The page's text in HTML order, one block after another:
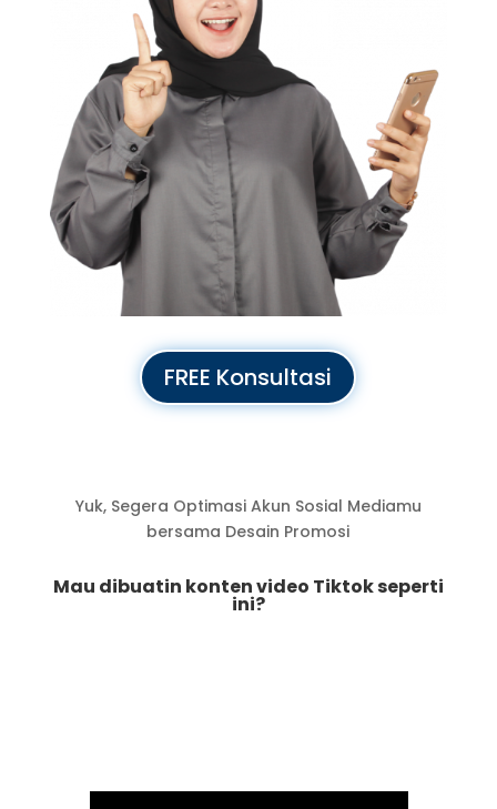
FREE Konsultasi
Yuk, Segera Optimasi Akun Sosial Mediamu
bersama Desain Promosi
Mau dibuatin konten video Tiktok seperti
ini?